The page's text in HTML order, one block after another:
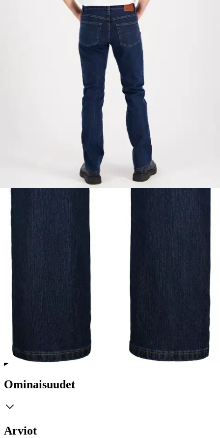
Lee Cooper miesten kokotaulukko
Ilmainen toimitus yli 100 €:n tilauksille
Postin pakettiautomaattiin tai
palvelupisteeseen!
Etu ei koske Suuri‑lisäpalvelulla toimitettavia tuotteita.
Tarkista myymäläsaatavuus
Valitse tuotteen koko
Tuotekuvaus
Suosituin Lee Cooper -farkkumalli vuosikymmenestä toiseen.
Miesten tummansiniset viisitaskuiset klassikkofarkut, joissa on
keskikorkea vyötärö, vetoketjukiinnitys ja suorat lahkeet. Farkuissa
on särmikkyyttä tuovat farkkumaiset tikkaukset ja materiaalissa
hieman polyesteriä ja elastaania lisäämässä käyttömukavuutta.
Valitsemalla normaalia kokoasi isomman koon saat tästä housusta
rennomman loose fit -istuvuuden. Farkut on suunniteltu Suomessa.
Ominaisuudet
Arviot